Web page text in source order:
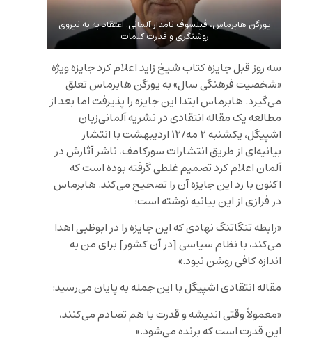
یورگن هابرماس، فیلسوف نامدار آلمانی: اعتقاد به به نیروی
روشنگری و قدرت کلمات
سه روز قبل جایزه کتاب شیخ زاید اعلام کرد جایزه ویژه
«شخصیت فرهنگی سال» به یورگن هابرماس تعلق
می‌‌گیرد. هابرماس ابتدا این جایزه را پذیرفت اما بعد از
مطالعه یک مقاله انتقادی در نشریه آلمانی‌زبان
اشپیگل، یکشنبه ۲ مه/۱۲ اردیبهشت با انتشار
بیانیه‌ای از طریق انتشارات سورکامف، ناشر آثارش در
آلمان اعلام کرد تصمیم غلطی گرفته بوده است که
اکنون با رد این جایزه آن را تصحیح می‌کند. هابرماس
در فرازی از این بیانیه نوشته است:
«رابطه تنگاتنگ نهادی که این جایزه را در ابوظبی اهدا
می‌کند، با نظام سیاسی [در آن کشور] برای من به
اندازه کافی روشن نبود.»
مقاله انتقادی اشپیگل با این جمله به پایان می‌رسید:
«معمولاً وقتی اندیشه و قدرت با هم تصادم می‌کنند،
این قدرت است که برنده می‌شود.»